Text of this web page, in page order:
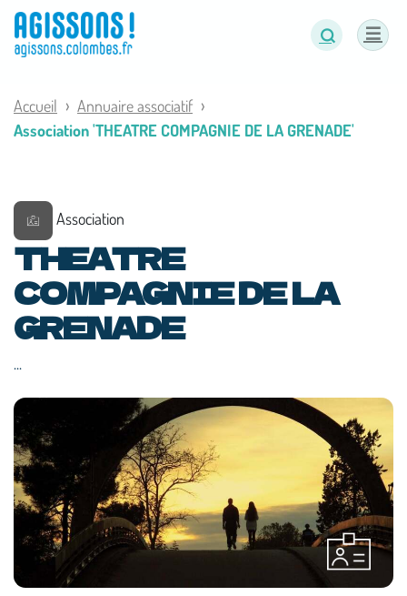
Accueil
Annuaire associatif
Association 'THEATRE COMPAGNIE DE LA GRENADE'
Association
THEATRE
COMPAGNIE DE LA
GRENADE
...
Panneau de gestion des cookies